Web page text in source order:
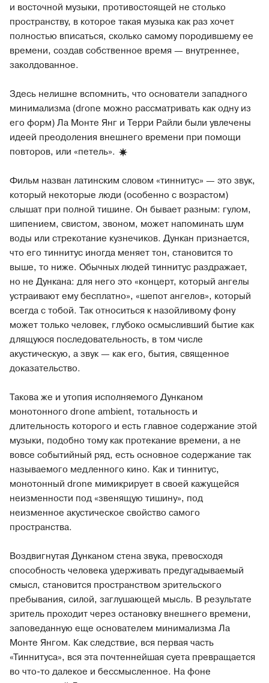
и восточной музыки, противостоящей не столько
пространству, в которое такая музыка как раз хочет
полностью вписаться, сколько самому породившему ее
времени, создав собственное время — внутреннее,
заколдованное.
Здесь нелишне вспомнить, что основатели западного
минимализма (drone можно рассматривать как одну из
его форм) Ла Монте Янг и Терри Райли были увлечены
идеей преодоления внешнего времени при помощи
повторов, или «петель».
Фильм назван латинским словом «тиннитус» — это звук,
который некоторые люди (особенно с возрастом)
слышат при полной тишине. Он бывает разным: гулом,
шипением, свистом, звоном, может напоминать шум
воды или стрекотание кузнечиков. Дункан признается,
что его тиннитус иногда меняет тон, становится то
выше, то ниже. Обычных людей тиннитус раздражает,
но не Дункана: для него это «концерт, который ангелы
устраивают ему бесплатно», «шепот ангелов», который
всегда с тобой. Так относиться к назойливому фону
может только человек, глубоко осмысливший бытие как
длящуюся последовательность, в том числе
акустическую, а звук — как его, бытия, священное
доказательство.
Такова же и утопия исполняемого Дунканом
монотонного drone ambient, тотальность и
длительность которого и есть главное содержание этой
музыки, подобно тому как протекание времени, а не
вовсе событийный ряд, есть основное содержание так
называемого медленного кино. Как и тиннитус,
монотонный drone мимикрирует в своей кажущейся
неизменности под «звенящую тишину», под
неизменное акустическое свойство самого
пространства.
Воздвигнутая Дунканом стена звука, превосходя
способность человека удерживать предугадываемый
смысл, становится пространством зрительского
пребывания, силой, заглушающей мысль. В результате
зритель проходит через остановку внешнего времени,
заповеданную еще основателем минимализма Ла
Монте Янгом. Как следствие, вся первая часть
«Тиннитуса», вся эта почтеннейшая суета превращается
во что-то далекое и бессмысленное. На фоне